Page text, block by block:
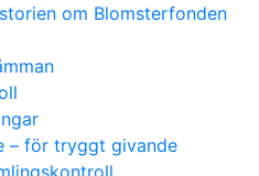
om Blomsterfonden
– för tryggt givande